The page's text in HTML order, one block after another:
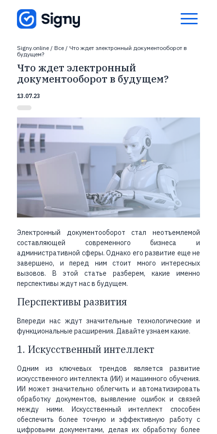
Signy.online / Все / Что ждет электронный документооборот в
будущем?
Что ждет электронный
документооборот в будущем?
13.07.23
Электронный документооборот стал неотъемлемой
составляющей современного бизнеса и
административной сферы. Однако его развитие еще не
завершено, и перед ним стоит много интересных
вызовов. В этой статье разберем, какие именно
перспективы ждут нас в будущем.
Перспективы развития
Впереди нас ждут значительные технологические и
функциональные расширения. Давайте узнаем какие.
1. Искусственный интеллект
Одним из ключевых трендов является развитие
искусственного интеллекта (ИИ) и машинного обучения.
ИИ может значительно облегчить и автоматизировать
обработку документов, выявление ошибок и связей
между ними. Искусственный интеллект способен
обеспечить более точную и эффективную работу с
цифровыми документами, делая их обработку более